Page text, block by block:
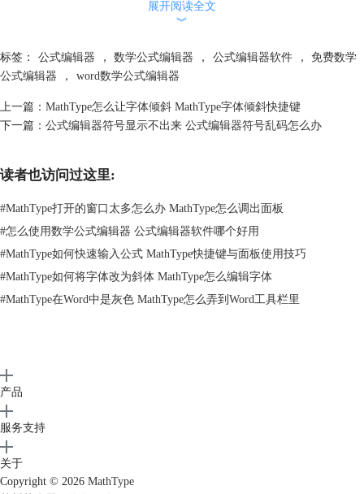
图一：在word文档中使用Mathtype公式编辑器
解决方法：在遇到软件版本不兼容的问题时，可以打开Mathtype的工具栏
界面，随后在帮助页面中找到软件的最新版本并且更新。更新完成后再安
二、公式编辑器公式栏隐藏了怎么办
上面介绍了公式编辑器中公式栏变成浮窗的原因以及解决方案，下面就介
绍公式编辑器公式栏隐藏了怎么办的相关内容。
情况一：安全警告设置未解除导致公式栏隐藏
1、在word文档中打开公式编辑器界面，新建文档后找到工具栏。
展开阅读全文
︾
标签： 公式编辑器 ， 数学公式编辑器 ， 公式编辑器软件 ，
免费数学
公式编辑器
， word数学公式编辑器
上一篇： MathType怎么让字体倾斜 MathType字体倾斜快捷键
下一篇： 公式编辑器符号显示不出来 公式编辑器符号乱码怎么办
读者也访问过这里:
#MathType打开的窗口太多怎么办 MathType怎么调出面板
#怎么使用数学公式编辑器 公式编辑器软件哪个好用
#MathType如何快速输入公式 MathType快捷键与面板使用技巧
#MathType如何将字体改为斜体 MathType怎么编辑字体
#MathType在Word中是灰色 MathType怎么弄到Word工具栏里
产品
服务支持
关于
Copyright © 2026 MathType